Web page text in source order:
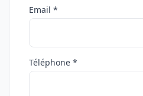
Email *
Téléphone *